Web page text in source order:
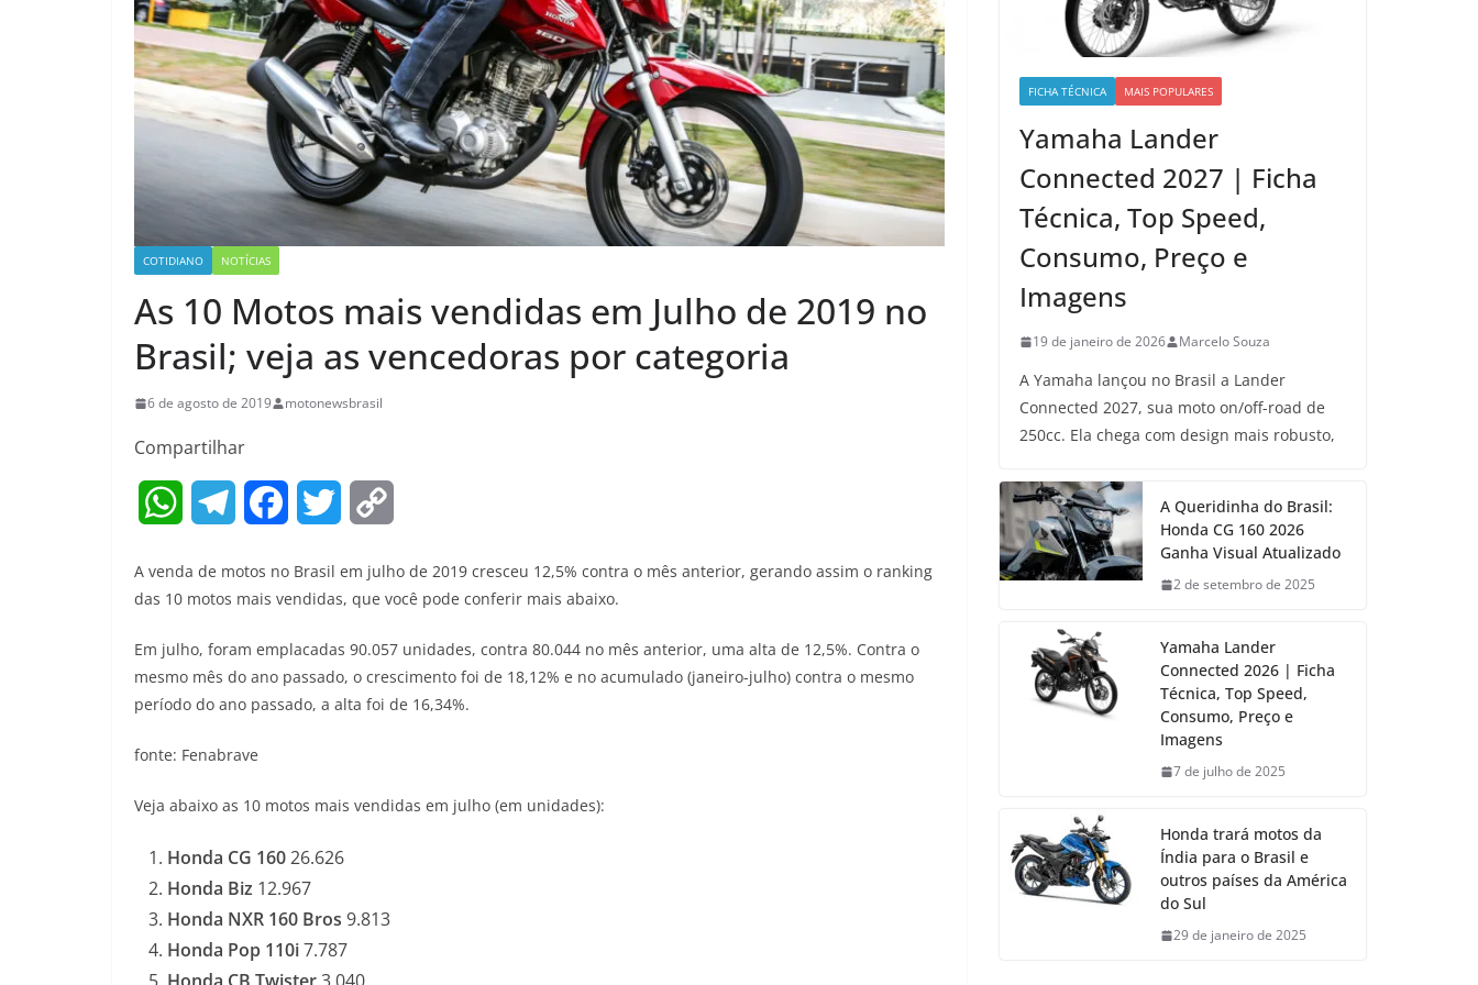
COTIDIANO NOTÍCIAS
As 10 Motos mais vendidas em Julho de 2019 no
Brasil; veja as vencedoras por categoria
6 de agosto de 2019 motonewsbrasil
Compartilhar
W
a
s
p
p
l
g
a
m
c
b
k
i
t
p
L
k
A venda de motos no Brasil em julho de 2019 cresceu 12,5% contra o mês anterior, gerando assim o ranking
das 10 motos mais vendidas, que você pode conferir mais abaixo.
Em julho, foram emplacadas 90.057 unidades, contra 80.044 no mês anterior, uma alta de 12,5%. Contra o
mesmo mês do ano passado, o crescimento foi de 18,12% e no acumulado (janeiro-julho) contra o mesmo
período do ano passado, a alta foi de 16,34%.
fonte: Fenabrave
Veja abaixo as 10 motos mais vendidas em julho (em unidades):
Honda CG 16026.626
Honda Biz 12.967
Honda NXR 160 Bros 9.813
Honda Pop 110i7.787
FICHA TÉCNICA MAIS POPULARES
Yamaha Lander
Connected 2027 | Ficha
Técnica, Top Speed,
Consumo, Preço e
Imagens
19 de janeiro de 2026 Marcelo Souza
A Yamaha lançou no Brasil a Lander
Connected 2027, sua moto on/off-road de
250cc. Ela chega com design mais robusto,
A Queridinha do Brasil:
Honda CG 160 2026
Ganha Visual Atualizado
2 de setembro de 2025
Yamaha Lander
Connected 2026 | Ficha
Técnica, Top Speed,
Consumo, Preço e
Imagens
7 de julho de 2025
Honda trará motos da
Índia para o Brasil e
outros países da América
do Sul
29 de janeiro de 2025